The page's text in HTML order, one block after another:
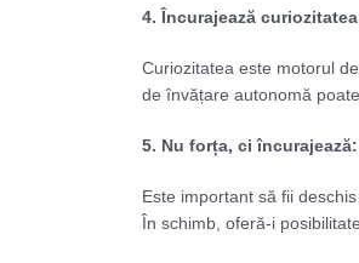
4. Încurajează
Curiozitatea este motorul
de învățare autonomă
5. Nu forța, ci încurajează:
Este important să fii
În schimb, oferă-i